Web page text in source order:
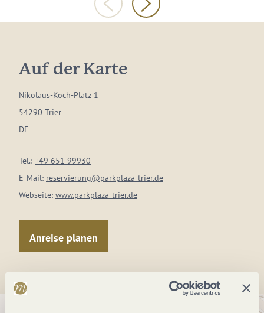
Auf der Karte
Nikolaus-Koch-Platz 1
54290 Trier
DE
Tel.: +49 651 99930
E-Mail: reservierung@parkplaza-trier.de
Webseite: www.parkplaza-trier.de
Anreise planen